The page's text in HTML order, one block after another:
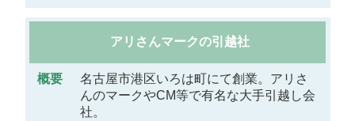
アリさんマークの引越社
名古屋市港区いろは町にて創業。アリさ
んのマークやCM等で有名な大手引越し会
社。